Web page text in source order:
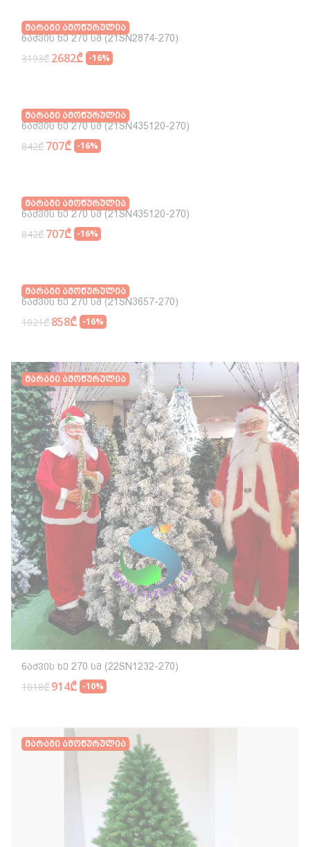
Მარაგი Ამოწურულია
Ნაძვის Ხე 270 Სმ (21SN2874-270)
3193₾2682₾ -16%
Მარაგი Ამოწურულია
Ნაძვის Ხე 270 Სმ (21SN435120-270)
842₾707₾ -16%
Მარაგი Ამოწურულია
Ნაძვის Ხე 270 Სმ (21SN435120-270)
842₾707₾ -16%
Მარაგი Ამოწურულია
Ნაძვის Ხე 270 Სმ (21SN3657-270)
1021₾858₾ -16%
Მარაგი Ამოწურულია
Ნაძვის Ხე 270 Სმ (22SN1232-270)
1018₾914₾ -10%
Მარაგი Ამოწურულია